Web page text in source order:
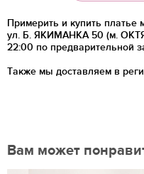
Примерить и купить
ул. Б. ЯКИМАНКА 50 (м.
22:00 по предварительной
Также мы доставляем в
Вам может